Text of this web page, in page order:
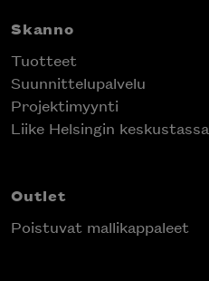
Skanno
Tuotteet
Suunnittelupalvelu
Projektimyynti
Liike Helsingin keskustassa
Outlet
Poistuvat mallikappaleet